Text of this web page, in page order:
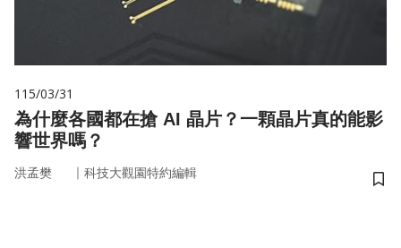
115/03/31
為什麼各國都在搶 AI 晶片？一顆晶片真的能影
響世界嗎？
洪孟樊 ｜ 科技大觀園特約編輯
儲